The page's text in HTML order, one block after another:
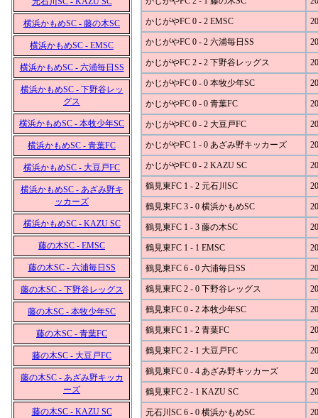
横浜かもめSC - 藤の木SC
横浜かもめSC - EMSC
横浜かもめSC - 六浦毎日SS
横浜かもめSC - 下野谷レッ
グス
横浜かもめSC - 本牧少年SC
横浜かもめSC - 青葉FC
横浜かもめSC - 大豆戸FC
横浜かもめSC - あざみ野キ
ッカーズ
横浜かもめSC - KAZU SC
藤の木SC - EMSC
藤の木SC - 六浦毎日SS
藤の木SC - 下野谷レッグス
藤の木SC - 本牧少年SC
藤の木SC - 青葉FC
藤の木SC - 大豆戸FC
藤の木SC - あざみ野キッカ
ーズ
藤の木SC - KAZU SC
かじがやFC 0 - 2 EMSC
かじがやFC 0 - 2 六浦毎日SS
かじがやFC 2 - 2 下野谷レッグス
かじがやFC 0 - 0 本牧少年SC
かじがやFC 0 - 0 青葉FC
かじがやFC 0 - 2 大豆戸FC
かじがやFC 1 - 0 あざみ野キッカーズ
かじがやFC 0 - 2 KAZU SC
鶴見東FC 1 - 2 元石川SC
鶴見東FC 3 - 0 横浜かもめSC
鶴見東FC 1 - 3 藤の木SC
鶴見東FC 1 - 1 EMSC
鶴見東FC 6 - 0 六浦毎日SS
鶴見東FC 2 - 0 下野谷レッグス
鶴見東FC 0 - 2 本牧少年SC
鶴見東FC 1 - 2 青葉FC
鶴見東FC 2 - 1 大豆戸FC
鶴見東FC 0 - 4 あざみ野キッカーズ
鶴見東FC 2 - 1 KAZU SC
元石川SC 6 - 0 横浜かもめSC